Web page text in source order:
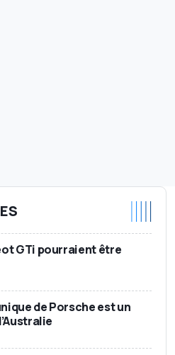
GTi pourraient être
de Porsche est un